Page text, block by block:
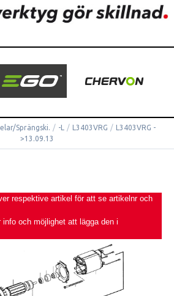
Sprängski. / -L / L3403VRG / L3403VRG -
>13.09.13
respektive artikel för att se artikelnr och
och möjlighet att lägga den i